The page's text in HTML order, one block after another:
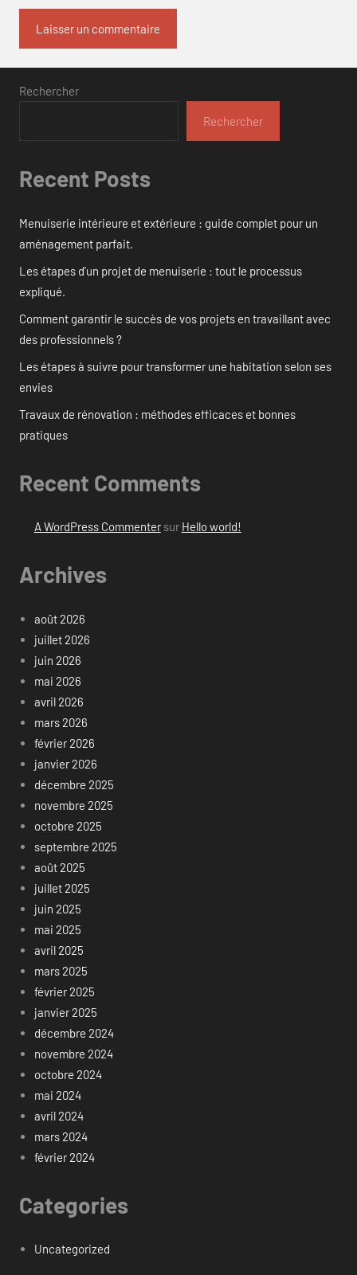
Rechercher
Rechercher
Recent Posts
Menuiserie intérieure et extérieure : guide complet pour un
aménagement parfait.
Les étapes d’un projet de menuiserie : tout le processus
expliqué.
Comment garantir le succès de vos projets en travaillant avec
des professionnels ?
Les étapes à suivre pour transformer une habitation selon ses
envies
Travaux de rénovation : méthodes efficaces et bonnes
pratiques
Recent Comments
A WordPress Commentersur Hello world!
Archives
août 2026
juillet 2026
juin 2026
mai 2026
avril 2026
mars 2026
février 2026
janvier 2026
décembre 2025
novembre 2025
octobre 2025
septembre 2025
août 2025
juillet 2025
juin 2025
mai 2025
avril 2025
mars 2025
février 2025
janvier 2025
décembre 2024
novembre 2024
octobre 2024
mai 2024
avril 2024
mars 2024
février 2024
Categories
Uncategorized